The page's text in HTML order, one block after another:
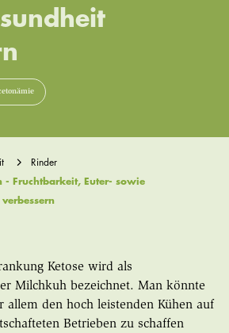
Rinder
- Fruchtbarkeit, Euter- sowie
Ketose wird als
Milchkuh bezeichnet. Man könnte
allem den hoch leistenden Kühen auf
Betrieben zu schaffen